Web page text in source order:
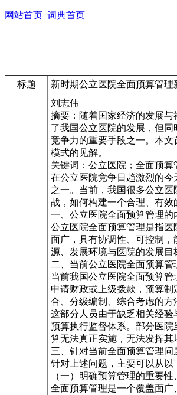
网站首页 词典首页
标题 新时期公立医院全面预算管理
刘志伟
摘要：随着国家经济的发展
了我国公立医院的发展，但
竞争力的重要手段之一。本
模式的见解。
关键词：公立医院；全面预算
在公立医院竞争日趋激烈的
之一。当前，我国很多公立
战，如何构建一个合理、有效
一、公立医院全面预算管理的
公立医院全面预算管理是指
面广，具有协调性、可控制
源、发展环境与医院的发展目
二、当前公立医院全面预算管
当前我国公立医院全面预算
申请财政或上级拨款，预算
合、分级编制、综合考虑的
这部分人员由于缺乏相关经
预算执行监督体系。部分医
算无法真正实施，无法发挥其
三、针对当前全面预算管理问
针对上述问题，主要可以从以
（一）明确预算管理的重要
全面预算管理是一个覆盖面